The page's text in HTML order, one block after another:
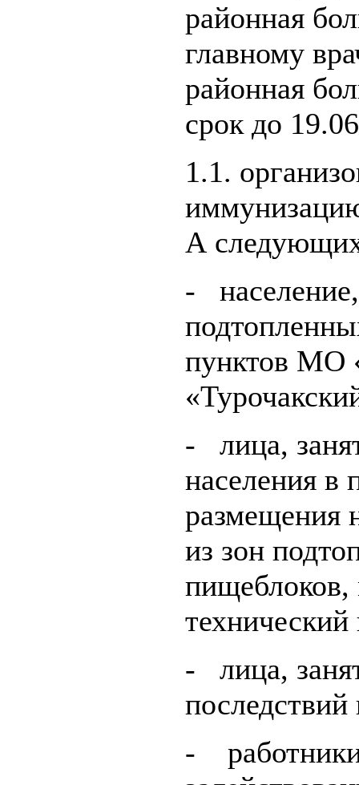
районная
главному
районная
срок до
1.1.
А
-
пунктов МО
- лица,
населения в
размещения
из зон
пищеблоков,
- лица,
- работники